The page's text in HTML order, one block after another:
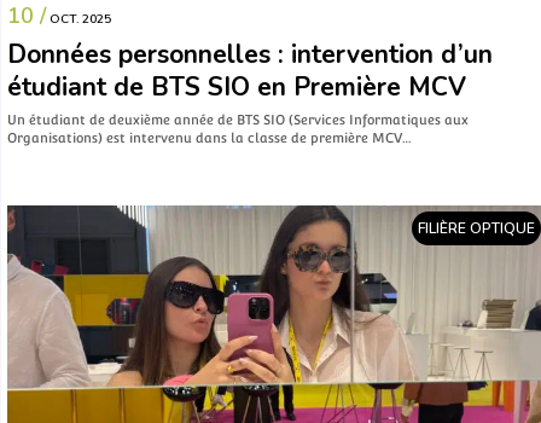
10 / OCT. 2025
Données personnelles : intervention d’un
étudiant de BTS SIO en Première MCV
Un étudiant de deuxième année de BTS SIO (Services Informatiques aux
Organisations) est intervenu dans la classe de première MCV…
FILIÈRE OPTIQUE